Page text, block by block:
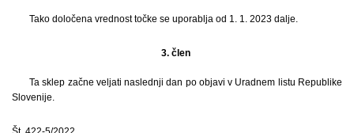
Tako določena vrednost točke se uporablja od 1. 1. 2023 dalje.
3. člen
Ta sklep začne veljati naslednji dan po objavi v Uradnem listu Republike
Slovenije.